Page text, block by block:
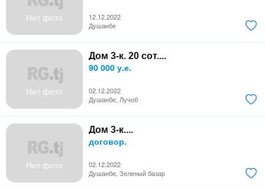
Нет фото
12.12.2022
Душанбе
Нет фото
Дом 3-к. 20 сот....
90 000 у.е.
02.12.2022
Душанбе, Лучоб
Нет фото
Дом 3-к....
договор.
02.12.2022
Душанбе, Зеленый базар